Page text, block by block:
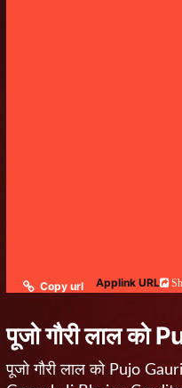
Copy url Applink URL
पूजो गौरी लाल को
पूजो गौरी लाल को Pujo